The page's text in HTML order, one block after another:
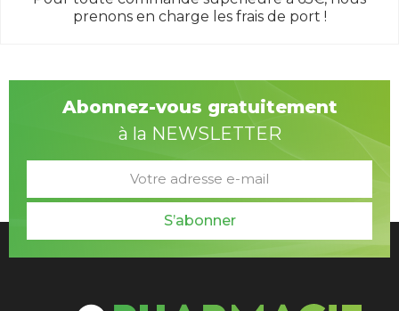
prenons en charge les frais de port !
Abonnez-vous gratuitement
à la NEWSLETTER
S’abonner